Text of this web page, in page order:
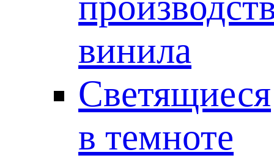
винила
Светящиеся
в темноте